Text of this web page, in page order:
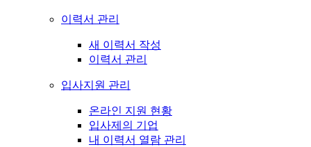
이력서 관리
새 이력서 작성
이력서 관리
입사지원 관리
온라인 지원 현황
입사제의 기업
내 이력서 열람 관리